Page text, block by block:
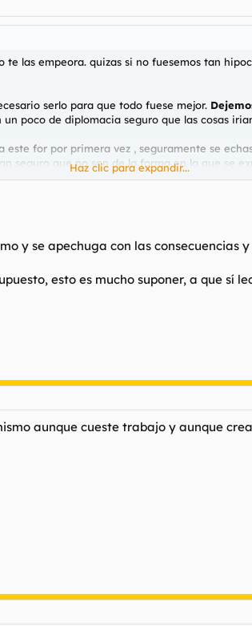
te las empeora. quizas si no fuesemos tan
serlo para que todo fuese mejor.
poco de diplomacia seguro que las cosas
for por primera vez , seguramente se
seguro que no son de la forma en la que se
Haz clic para expandir...
y se apechuga con las consecuencias
esto es mucho suponer, a que sí
aunque cueste trabajo y aunque